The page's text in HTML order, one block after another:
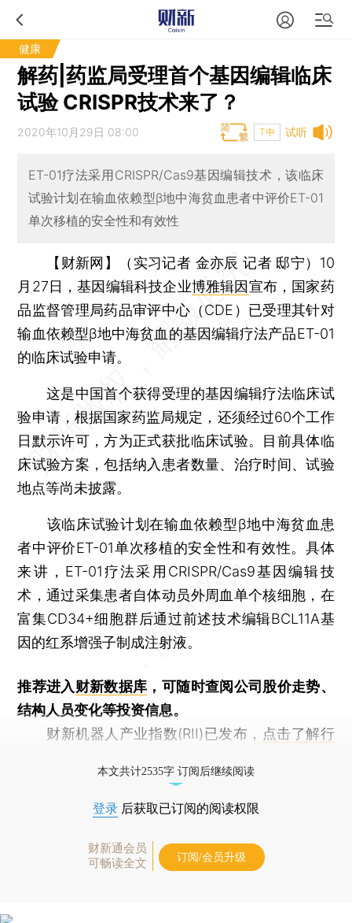
健康
解药|药监局受理首个基因编辑临床
试验 CRISPR技术来了？
试听
2020年10月29日 08:00 T中
ET-01疗法采用CRISPR/Cas9基因编辑技术，该临床
试验计划在输血依赖型β地中海贫血患者中评价ET-01
单次移植的安全性和有效性
【财新网】（实习记者 金亦辰 记者 邸宁） 10
月27日，基因编辑科技企业博雅辑因宣布，国家药
品监督管理局药品审评中心（CDE）已受理其针对
输血依赖型β地中海贫血的基因编辑疗法产品ET-01
的临床试验申请。
这是中国首个获得受理的基因编辑疗法临床试
验申请，根据国家药监局规定，还须经过60个工作
日默示许可，方为正式获批临床试验。目前具体临
床试验方案，包括纳入患者数量、治疗时间、试验
地点等尚未披露。
该临床试验计划在输血依赖型β地中海贫血患
者中评价ET-01单次移植的安全性和有效性。具体
来讲，ET-01疗法采用CRISPR/Cas9基因编辑技
术，通过采集患者自体动员外周血单个核细胞，在
富集CD34+细胞群后通过前述技术编辑BCL11A基
因的红系增强子制成注射液。
推荐进入财新数据库 ，可随时查阅公司股价走势、
结构人员变化等投资信息。
财新机器人产业指数(RII)已发布， 点击了解行
本文共计2535字 订阅后继续阅读
登录 后获取已订阅的阅读权限
财新通会员
可畅读全文
订阅/会员升级